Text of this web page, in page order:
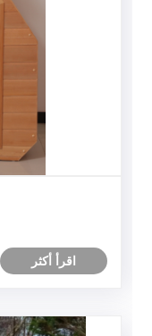
اقرأ أكثر